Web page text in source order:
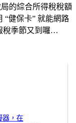
的綜合所得稅稅額
“健保卡” 就能網路
稅季節又到囉…
器，在